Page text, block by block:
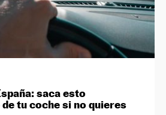
saca esto
tu coche si no quieres